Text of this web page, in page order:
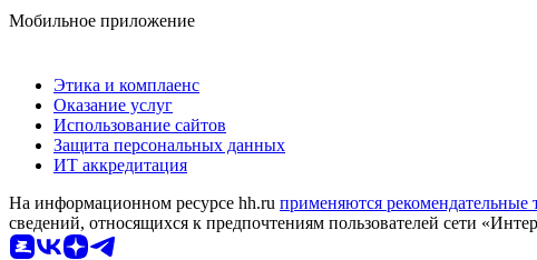
Мобильное приложение
Этика и комплаенс
Оказание услуг
Использование сайтов
Защита персональных данных
ИТ аккредитация
На информационном ресурсе hh.ru применяются рекомендательные
сведений, относящихся к предпочтениям пользователей сети